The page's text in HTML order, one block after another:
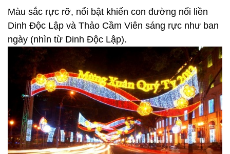
Màu sắc rực rỡ, nổi bật khiến con đường nối liền
Dinh Độc Lập và Thảo Cầm Viên sáng rực như ban
ngày (nhìn từ Dinh Độc Lập).